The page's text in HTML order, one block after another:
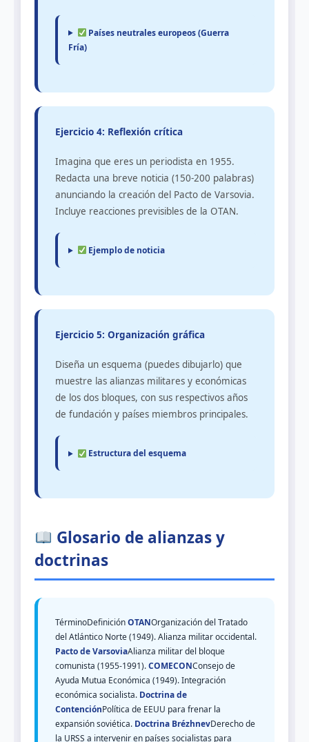
Países neutrales europeos (Guerra
Fría)
Ejercicio 4: Reflexión crítica
Imagina que eres un periodista en 1955.
Redacta una breve noticia (150-200 palabras)
anunciando la creación del Pacto de Varsovia.
Incluye reacciones previsibles de la OTAN.
Ejemplo de noticia
Ejercicio 5: Organización gráfica
Diseña un esquema (puedes dibujarlo) que
muestre las alianzas militares y económicas
de los dos bloques, con sus respectivos años
de fundación y países miembros principales.
Estructura del esquema
Glosario de alianzas y
doctrinas
TérminoDefiniciónOTANOrganización del Tratado
del Atlántico Norte (1949). Alianza militar occidental.
Pacto de VarsoviaAlianza militar del bloque
comunista (1955-1991).COMECONConsejo de
Ayuda Mutua Económica (1949). Integración
económica socialista. Doctrina de
ContenciónPolítica de EEUU para frenar la
expansión soviética. Doctrina BrézhnevDerecho de
la URSS a intervenir en países socialistas para